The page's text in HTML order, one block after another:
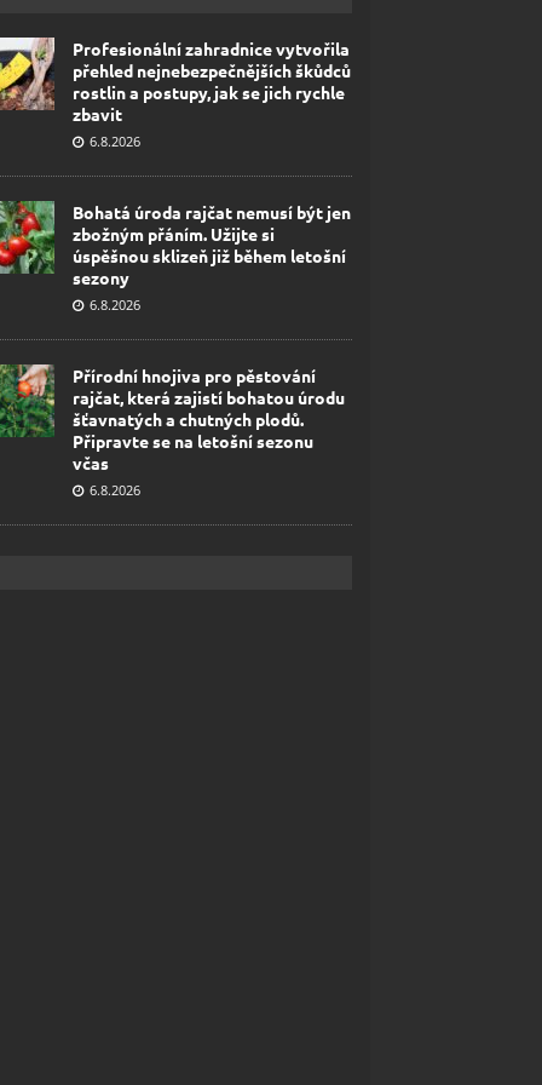
Profesionální zahradnice vytvořila
přehled nejnebezpečnějších škůdců
rostlin a postupy, jak se jich rychle
zbavit
6.8.2026
Bohatá úroda rajčat nemusí být jen
zbožným přáním. Užijte si
úspěšnou sklizeň již během letošní
sezony
6.8.2026
Přírodní hnojiva pro pěstování
rajčat, která zajistí bohatou úrodu
šťavnatých a chutných plodů.
Připravte se na letošní sezonu
včas
6.8.2026